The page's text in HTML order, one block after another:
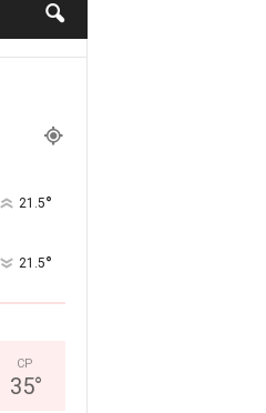
21.5°
21.5°
СР
35°